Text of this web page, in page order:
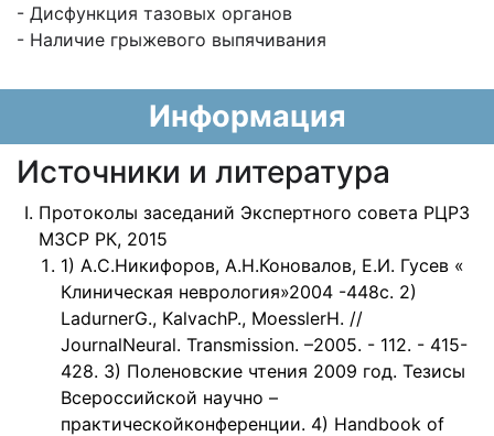
- Дисфункция тазовых органов
- Наличие грыжевого выпячивания
Информация
Источники и литература
Протоколы заседаний Экспертного совета РЦРЗ
МЗСР РК, 2015
1) А.С.Никифоров, А.Н.Коновалов, Е.И. Гусев «
Клиническая неврология»2004 -448с. 2)
LadurnerG., KalvachP., MoesslerH. //
JournalNeural. Transmission. –2005. - 112. - 415-
428. 3) Поленовские чтения 2009 год. Тезисы
Всероссийской научно –
практическойконференции. 4) Handbook of